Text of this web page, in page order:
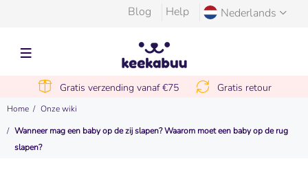
Blog Help Nederlands
Gratis verzending vanaf €75 Gratis retour
Home
Onze wiki
Wanneer mag een baby op de zij slapen? Waarom moet een baby op de rug
slapen?